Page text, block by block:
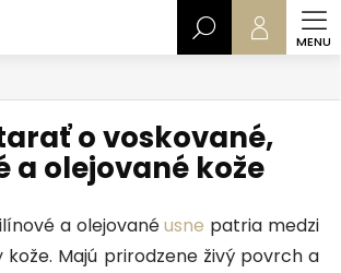
Hľadať
o voskované,
a olejované kože
a olejovanéusne patria medzi
Majú prirodzene živý povrch a